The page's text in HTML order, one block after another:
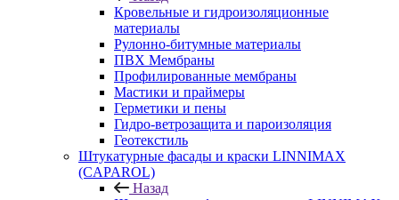
Кровельные и гидроизоляционные
материалы
Рулонно-битумные материалы
ПВХ Мембраны
Профилированные мембраны
Мастики и праймеры
Герметики и пены
Гидро-ветрозащита и пароизоляция
Геотекстиль
Штукатурные фасады и краски LINNIMAX
(CAPAROL)
Назад